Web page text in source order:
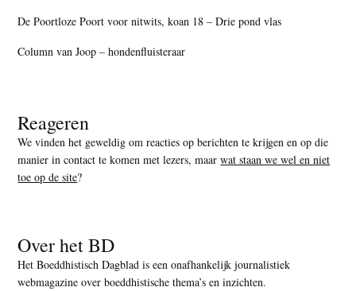
De Poortloze Poort voor nitwits, koan 18 – Drie pond vlas
Column van Joop – hondenfluisteraar
Reageren
We vinden het geweldig om reacties op berichten te krijgen en op die
manier in contact te komen met lezers, maarwat staan we wel en niet
toe op de site?
Over het BD
Het Boeddhistisch Dagblad is een onafhankelijk journalistiek
webmagazine over boeddhistische thema’s en inzichten.